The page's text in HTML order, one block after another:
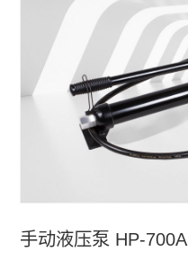
手动液压泵 HP-700A